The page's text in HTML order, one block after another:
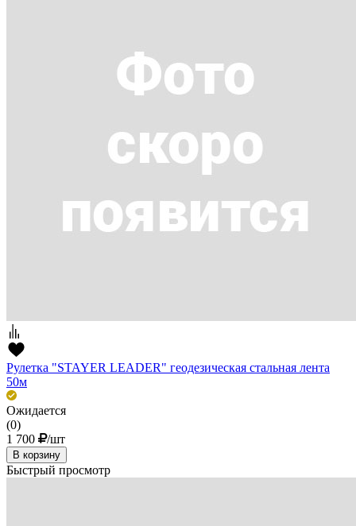
Рулетка "STAYER LEADER" геодезическая стальная лента
50м
Ожидается
(0)
1 700
/шт
В корзину
Быстрый просмотр